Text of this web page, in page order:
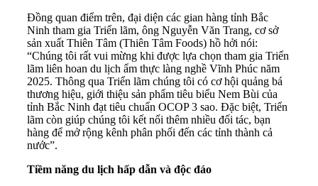
Đồng quan điểm trên, đại diện các gian hàng tỉnh Bắc
Ninh tham gia Triển lãm, ông Nguyễn Văn Trang, cơ sở
sản xuất Thiên Tâm (Thiên Tâm Foods) hồ hởi nói:
“Chúng tôi rất vui mừng khi được lựa chọn tham gia Triển
lãm liên hoan du lịch ẩm thực làng nghề Vĩnh Phúc năm
2025. Thông qua Triển lãm chúng tôi có cơ hội quảng bá
thương hiệu, giới thiệu sản phẩm tiêu biểu Nem Bùi của
tỉnh Bắc Ninh đạt tiêu chuẩn OCOP 3 sao. Đặc biệt, Triển
lãm còn giúp chúng tôi kết nối thêm nhiều đối tác, bạn
hàng để mở rộng kênh phân phối đến các tỉnh thành cả
nước”.
Tiềm năng du lịch hấp dẫn và độc đáo